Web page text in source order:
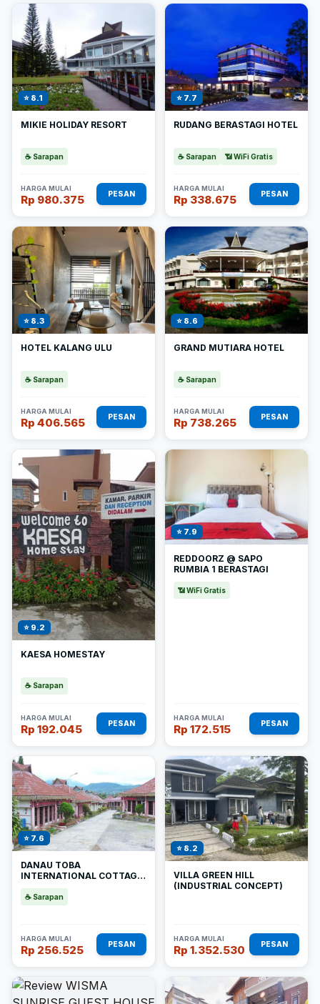
⭐ 8.1
MIKIE HOLIDAY RESORT
☕ Sarapan
HARGA MULAI
Rp 980.375 PESAN
⭐ 7.7
RUDANG BERASTAGI HOTEL
☕ Sarapan 📶 WiFi Gratis
HARGA MULAI
Rp 338.675 PESAN
⭐ 8.3
HOTEL KALANG ULU
☕ Sarapan
HARGA MULAI
Rp 406.565 PESAN
⭐ 8.6
GRAND MUTIARA HOTEL
☕ Sarapan
HARGA MULAI
Rp 738.265 PESAN
⭐ 9.2
KAESA HOMESTAY
☕ Sarapan
HARGA MULAI
Rp 192.045 PESAN
⭐ 7.9
REDDOORZ @ SAPO
RUMBIA 1 BERASTAGI
📶 WiFi Gratis
HARGA MULAI
Rp 172.515 PESAN
⭐ 7.6
DANAU TOBA
INTERNATIONAL COTTAGE
☕ Sarapan
HARGA MULAI
Rp 256.525 PESAN
⭐ 8.2
VILLA GREEN HILL
(INDUSTRIAL CONCEPT)
HARGA MULAI
Rp 1.352.530 PESAN